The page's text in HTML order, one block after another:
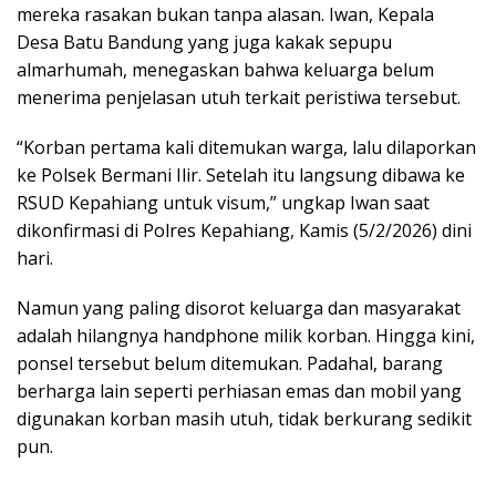
mereka rasakan bukan tanpa alasan. Iwan, Kepala
Desa Batu Bandung yang juga kakak sepupu
almarhumah, menegaskan bahwa keluarga belum
menerima penjelasan utuh terkait peristiwa tersebut.
“Korban pertama kali ditemukan warga, lalu dilaporkan
ke Polsek Bermani Ilir. Setelah itu langsung dibawa ke
RSUD Kepahiang untuk visum,” ungkap Iwan saat
dikonfirmasi di Polres Kepahiang, Kamis (5/2/2026) dini
hari.
Namun yang paling disorot keluarga dan masyarakat
adalah hilangnya handphone milik korban. Hingga kini,
ponsel tersebut belum ditemukan. Padahal, barang
berharga lain seperti perhiasan emas dan mobil yang
digunakan korban masih utuh, tidak berkurang sedikit
pun.